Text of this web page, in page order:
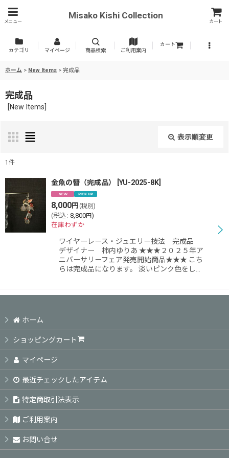
メニュー
Misako Kishi Collection
カート
カテゴリ マイページ 商品検索 ご利用案内
カート
ホーム > New Items > 完成品
完成品
[New Items
表示順変更
表示数:
並び順
絞り込む
1 件
金魚の簪（完成品） YU-2025-8K
8,000円 (税別)
(税込 : 8,800円)
在庫わずか
ワイヤーレース・ジュエリー技法 完成品
デザイナー 柿内ゆりあ ★★★２０２５年ア
ニバーサリーフェア発売開始商品★★★ こち
らは完成品になります。 淡いピンク色をし…
ホーム
ショッピングカート
マイページ
最近チェックしたアイテム
特定商取引法表示
ご利用案内
お問い合せ